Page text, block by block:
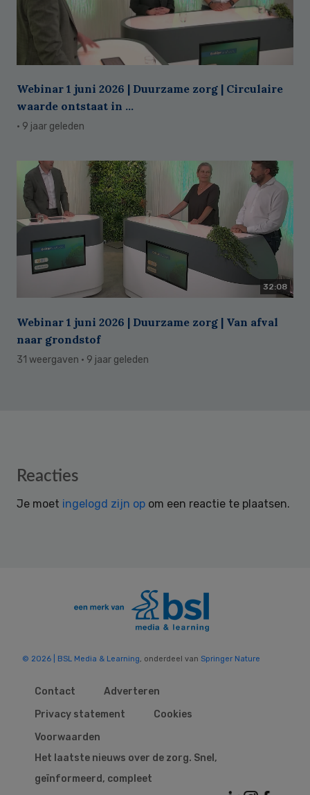
Webinar 1 juni 2026 | Duurzame zorg | Circulaire
waarde ontstaat in ...
· 9 jaar geleden
32:08
Webinar 1 juni 2026 | Duurzame zorg | Van afval
naar grondstof
31 weergaven · 9 jaar geleden
Reader
Reacties
Je moet ingelogd zijn op om een reactie te plaatsen.
© 2026 | BSL Media & Learning, onderdeel van Springer Nature
Contact
Adverteren
Privacy statement
Cookies
Voorwaarden
Het laatste nieuws over de zorg. Snel,
geïnformeerd, compleet